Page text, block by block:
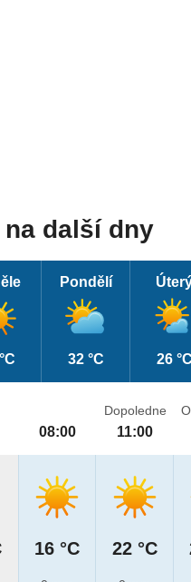
další dny
Pondělí
32 °C 26 °C
08:00
16 °C
Dopoledne
11:00
22 °C